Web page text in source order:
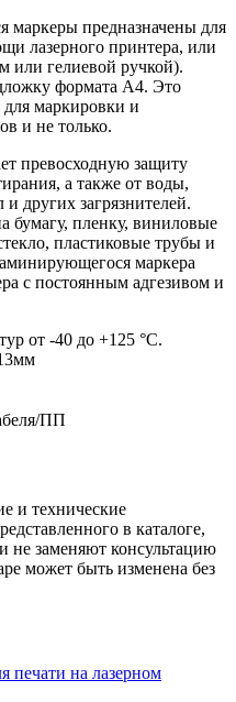
предназначены для
лазерного принтера, или
или гелиевой ручкой).
формата А4. Это
маркировки и
и не только.
превосходную защиту
а также от воды,
других загрязнителей.
бумагу, пленку, виниловые
пластиковые трубы и
маркера
с постоянным адгезивом и
от -40 до +125 °С.
ПП
и технические
в каталоге,
не заменяют консультацию
может быть изменена без